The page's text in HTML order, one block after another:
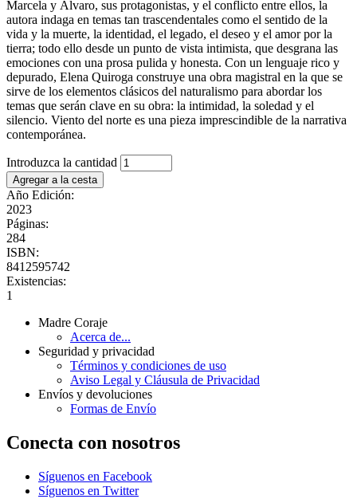
Marcela y Álvaro, sus protagonistas, y el conflicto entre ellos, la
autora indaga en temas tan trascendentales como el sentido de la
vida y la muerte, la identidad, el legado, el deseo y el amor por la
tierra; todo ello desde un punto de vista intimista, que desgrana las
emociones con una prosa pulida y honesta. Con un lenguaje rico y
depurado, Elena Quiroga construye una obra magistral en la que se
sirve de los elementos clásicos del naturalismo para abordar los
temas que serán clave en su obra: la intimidad, la soledad y el
silencio. Viento del norte es una pieza imprescindible de la narrativa
contemporánea.
Introduzca la cantidad
Año Edición:
2023
Páginas:
284
ISBN:
8412595742
Existencias:
1
Madre Coraje
Acerca de...
Seguridad y privacidad
Términos y condiciones de uso
Aviso Legal y Cláusula de Privacidad
Envíos y devoluciones
Formas de Envío
Conecta con nosotros
Síguenos en Facebook
Síguenos en Twitter